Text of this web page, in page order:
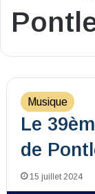
Musique
Le
de
15 juillet 2024